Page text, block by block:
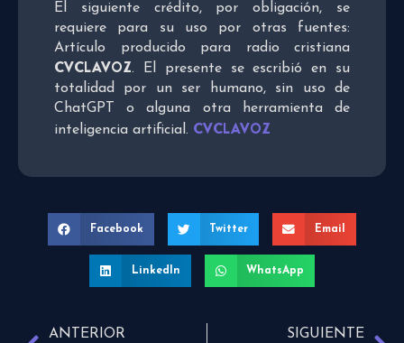
El siguiente crédito, por obligación, se
requiere para su uso por otras fuentes:
Artículo producido para radio cristiana
CVCLAVOZ. El presente se escribió en su
totalidad por un ser humano, sin uso de
ChatGPT o alguna otra herramienta de
inteligencia artificial. CVCLAVOZ
Facebook Twitter Email
LinkedIn WhatsApp
ANTERIOR
SIGUIENTE